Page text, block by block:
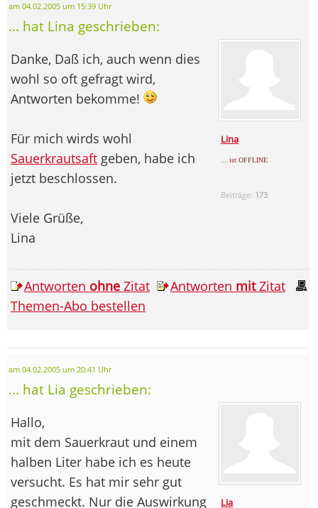
am 04.02.2005 um 15:39 Uhr
... hat Lina geschrieben:
Lina
... ist OFFLINE
Beiträge: 173
Danke, Daß ich, auch wenn dies
wohl so oft gefragt wird,
Antworten bekomme!
Für mich wirds wohl
Sauerkrautsaft geben, habe ich
jetzt beschlossen.
Viele Grüße,
Lina
Antworten ohne Zitat Antworten mitZitat
Themen-Abo bestellen
am 04.02.2005 um 20:41 Uhr
... hat Lia geschrieben:
Lia
Hallo,
mit dem Sauerkraut und einem
halben Liter habe ich es heute
versucht. Es hat mir sehr gut
geschmeckt. Nur die Auswirkung